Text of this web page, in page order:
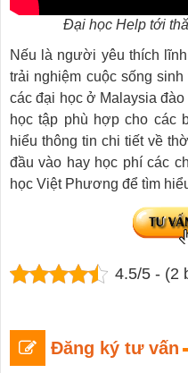
Đại học Help tới
Nếu là người yêu thích
trải nghiệm cuộc sống
các đại học ở Malaysia
học tập phù hợp cho các
hiểu thông tin chi tiết về
đầu vào hay học phí các
học Việt Phương để tìm
4.5/5 - (2
Đăng ký tư vấn